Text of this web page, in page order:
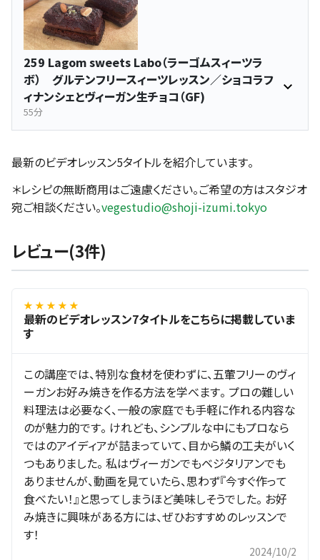
259 Lagom sweets Labo（ラーゴムスィーツラ
ボ） グルテンフリースィーツレッスン／ショコラフ
ィナンシェとヴィーガン生チョコ（GF)
55分
最新のビデオレッスン5タイトルを紹介しています。
＊レシピの無断商用はご遠慮ください。ご希望の方はスタジオ
宛ご相談ください。vegestudio@shoji-izumi.tokyo
レビュー(3件)
★ ★ ★ ★ ★
最新のビデオレッスン7タイトルをこちらに掲載していま
す
この講座では、特別な食材を使わずに、五葷フリーのヴィ
ーガンお好み焼きを作る方法を学べます。 プロの難しい
料理法は必要なく、一般の家庭でも手軽に作れる内容な
のが魅力的です。 けれども、シンプルな中にもプロなら
ではのアイディアが詰まっていて、目から鱗の工夫がいく
つもありました。 私はヴィーガンでもベジタリアンでも
ありませんが、動画を見ていたら、思わず『今すぐ作って
食べたい！』と思ってしまうほど美味しそうでした。 お好
み焼きに興味がある方には、ぜひおすすめのレッスンで
す！
2024/10/2